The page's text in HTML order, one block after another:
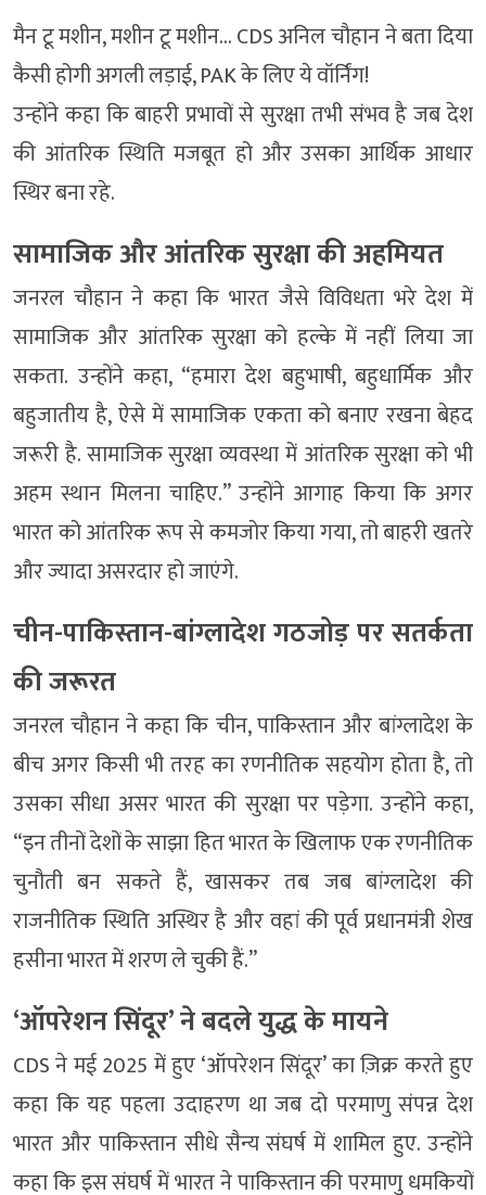
मैन टू मशीन, मशीन टू मशीन… CDS अनिल चौहान ने बता दिया
कैसी होगी अगली लड़ाई, PAK के लिए ये वॉर्निंग!
उन्होंने कहा कि बाहरी प्रभावों से सुरक्षा तभी संभव है जब देश
की आंतरिक स्थिति मजबूत हो और उसका आर्थिक आधार
स्थिर बना रहे.
सामाजिक और आंतरिक सुरक्षा की अहमियत
जनरल चौहान ने कहा कि भारत जैसे विविधता भरे देश में
सामाजिक और आंतरिक सुरक्षा को हल्के में नहीं लिया जा
सकता. उन्होंने कहा, “हमारा देश बहुभाषी, बहुधार्मिक और
बहुजातीय है, ऐसे में सामाजिक एकता को बनाए रखना बेहद
जरूरी है. सामाजिक सुरक्षा व्यवस्था में आंतरिक सुरक्षा को भी
अहम स्थान मिलना चाहिए.” उन्होंने आगाह किया कि अगर
भारत को आंतरिक रूप से कमजोर किया गया, तो बाहरी खतरे
और ज्यादा असरदार हो जाएंगे.
चीन-पाकिस्तान-बांग्लादेश गठजोड़ पर सतर्कता
की जरूरत
जनरल चौहान ने कहा कि चीन, पाकिस्तान और बांग्लादेश के
बीच अगर किसी भी तरह का रणनीतिक सहयोग होता है, तो
उसका सीधा असर भारत की सुरक्षा पर पड़ेगा. उन्होंने कहा,
“इन तीनों देशों के साझा हित भारत के खिलाफ एक रणनीतिक
चुनौती बन सकते हैं, खासकर तब जब बांग्लादेश की
राजनीतिक स्थिति अस्थिर है और वहां की पूर्व प्रधानमंत्री शेख
हसीना भारत में शरण ले चुकी हैं.”
‘ऑपरेशन सिंदूर’ ने बदले युद्ध के मायने
CDS ने मई 2025 में हुए ‘ऑपरेशन सिंदूर’ का ज़िक्र करते हुए
कहा कि यह पहला उदाहरण था जब दो परमाणु संपन्न देश
भारत और पाकिस्तान सीधे सैन्य संघर्ष में शामिल हुए. उन्होंने
कहा कि इस संघर्ष में भारत ने पाकिस्तान की परमाणु धमकियों